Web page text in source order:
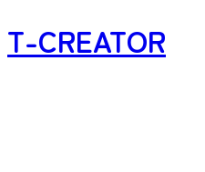
T-CREATOR